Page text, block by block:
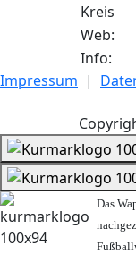
Kreis
Web:
Info:
Impressum |
Das